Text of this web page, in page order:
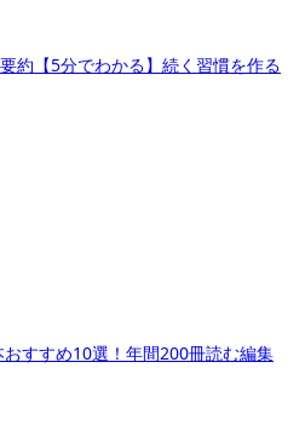
約【5分でわかる】続く習慣を作る
すすめ10選！年間200冊読む編集